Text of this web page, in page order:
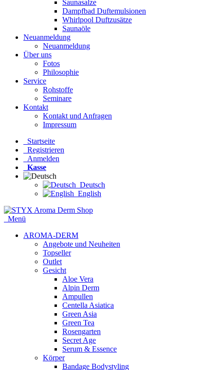
Saunasalze
Dampfbad Duftemulsionen
Whirlpool Duftzusätze
Saunaöle
Neuanmeldung
Neuanmeldung
Über uns
Fotos
Philosophie
Service
Rohstoffe
Seminare
Kontakt
Kontakt und Anfragen
Impressum
Startseite
Registrieren
Anmelden
Kasse
Deutsch
English
Menü
AROMA-DERM
Angebote und Neuheiten
Topseller
Outlet
Gesicht
Aloe Vera
Alpin Derm
Ampullen
Centella Asiatica
Green Asia
Green Tea
Rosengarten
Secret Age
Serum & Essence
Körper
Bandage Bodystyling